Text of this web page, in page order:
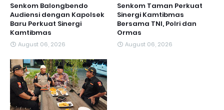
Senkom Balongbendo
Audiensi dengan Kapolsek
Baru Perkuat Sinergi
Kamtibmas
August 06, 2026
Senkom Taman Perkuat
Sinergi Kamtibmas
Bersama TNI, Polri dan
Ormas
August 06, 2026